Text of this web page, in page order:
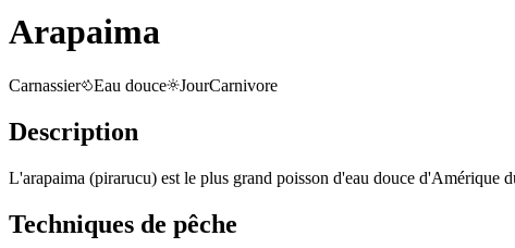
Arapaima
Carnassier Eau douce JourCarnivore
Description
L'arapaima (pirarucu) est le plus grand poisson d'eau douce d'Amérique
Techniques de pêche